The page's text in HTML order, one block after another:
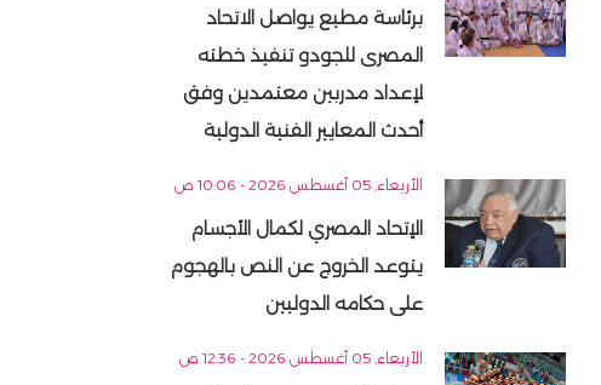
برئاسة مطيع يواصل الاتحاد
المصرى للجودو تنفيذ خطته
لإعداد مدربين معتمدين وفق
أحدث المعايير الفنية الدولية
الأربعاء, 05 أغسطس 2026 - 10:06 ص
الإتحاد المصري لكمال الأجسام
يتوعد الخروج عن النص بالهجوم
على حكامه الدوليين
الأربعاء, 05 أغسطس 2026 - 12:36 ص